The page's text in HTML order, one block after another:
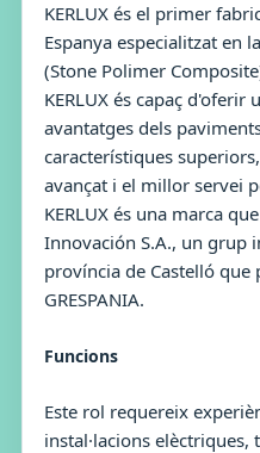
KERLUX és el primer
Espanya especialitzat en
(Stone Polimer
KERLUX és capaç
avantatges dels
característiques
avançat i el millor servei
KERLUX és una marca
Innovación S.A., un grup
província de Castelló que
GRESPANIA.
Funcions
Este rol requereix
instal·lacions